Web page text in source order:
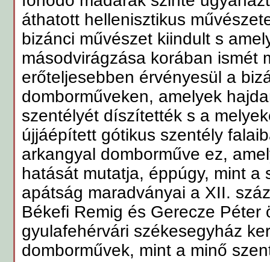
áthatott hellenisztikus
bizánci művészet kiindult s
másodvirágzása korában ismét
erőteljesebben érvényesül a
domborműveken, amelyek
szentélyét díszítették s a
újjáépített gótikus szentély
arkangyal domborműve ez,
hatását mutatja, éppúgy, mint a
apátság maradványai a XII.
Békefi Remig és Gerecze Péter
gyulafehérvári székesegyház
domborművek, mint a minő